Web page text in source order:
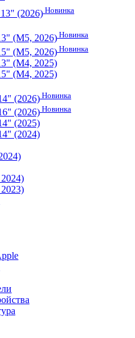
(2026) Новинка
(M5, 2026) Новинка
(M5, 2026) Новинка
(M4, 2025)
(M4, 2025)
(2026) Новинка
(2026) Новинка
(2025)
(2024)